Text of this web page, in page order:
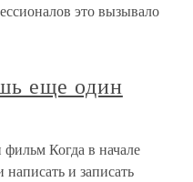
это вызывало
еще один
Когда в начале
и записать